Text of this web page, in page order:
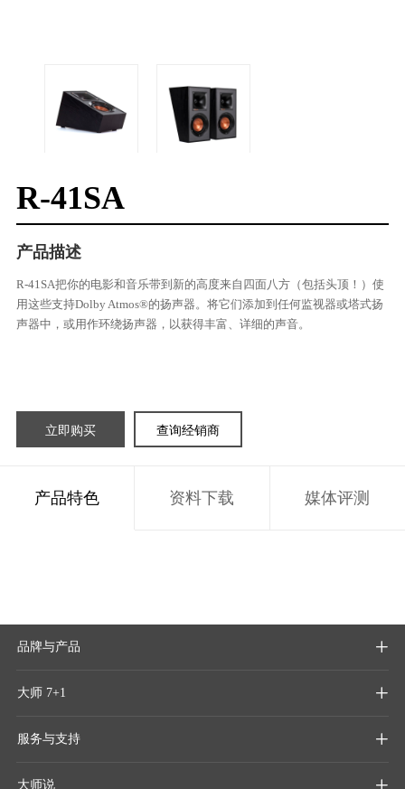
R-41SA
产品描述
R-41SA把你的电影和音乐带到新的高度来自四面八方（包括头顶！）使
用这些支持Dolby Atmos®的扬声器。将它们添加到任何监视器或塔式扬
声器中，或用作环绕扬声器，以获得丰富、详细的声音。
立即购买 查询经销商
产品特色 资料下载 媒体评测
品牌与产品 
大师 7+1 
服务与支持 
大师说 